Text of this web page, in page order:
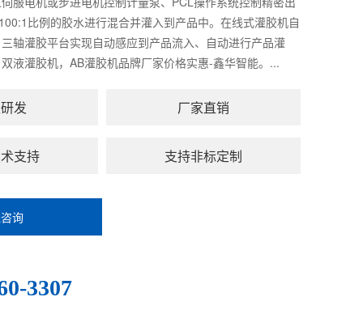
比例的胶水进行混合并灌入到产品中。在线式灌胶机自
轴灌胶平台实现自动感应到产品流入、自动进行产品灌
液灌胶机，AB灌胶机品牌厂家价格实惠-鑫华智能。...
发 厂家直销
支持 支持非标定制
询
3307